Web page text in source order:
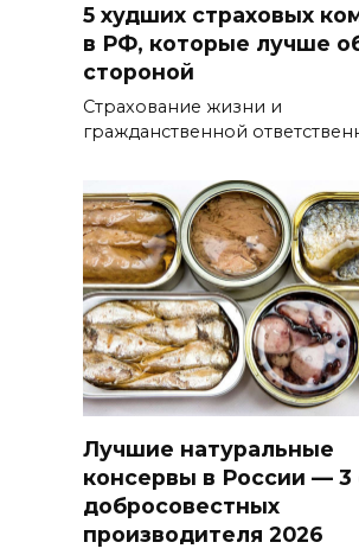
5 худших страховых
в РФ, которые лучше
стороной
Страхование жизни и
гражданственной
Лучшие натуральные
консервы в России — 3
добросовестных
производителя 2026